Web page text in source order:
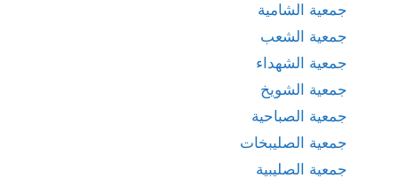
جمعية الشامية
جمعية الشعب
جمعية الشهداء
جمعية الشويخ
جمعية الصباحية
جمعية الصليبخات
جمعية الصليبية